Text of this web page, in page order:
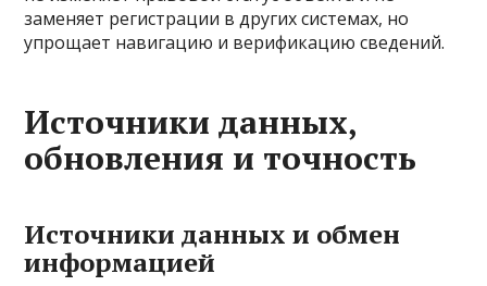
заменяет регистрации в других системах, но
упрощает навигацию и верификацию сведений.
Источники данных,
обновления и точность
Источники данных и обмен
информацией